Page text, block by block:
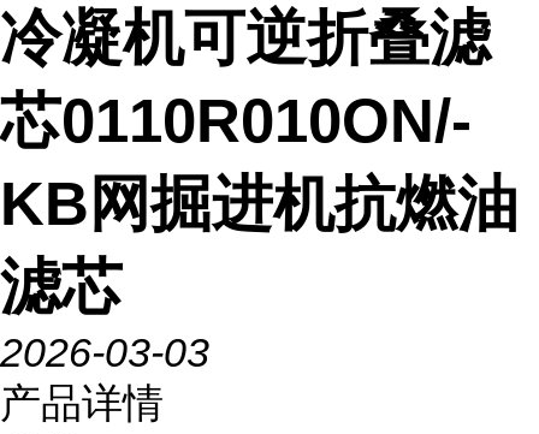
冷凝机可逆折叠滤
芯0110R010ON/-
KB网掘进机抗燃油
滤芯
2026-03-03
产品详情